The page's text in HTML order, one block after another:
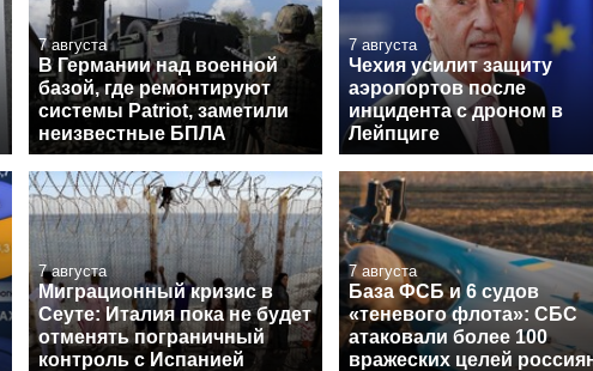
7 августа
В Германии над военной
базой, где ремонтируют
системы Patriot, заметили
неизвестные БПЛА
7 августа
Чехия усилит защиту
аэропортов после
инцидента с дроном в
Лейпциге
7 августа
Миграционный кризис в
Сеуте: Италия пока не будет
отменять пограничный
контроль с Испанией
7 августа
База ФСБ и 6 судов
«теневого флота»: СБС
атаковали более 100
вражеских целей